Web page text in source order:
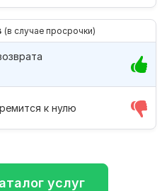
(в случае просрочки)
к нулю
услуг